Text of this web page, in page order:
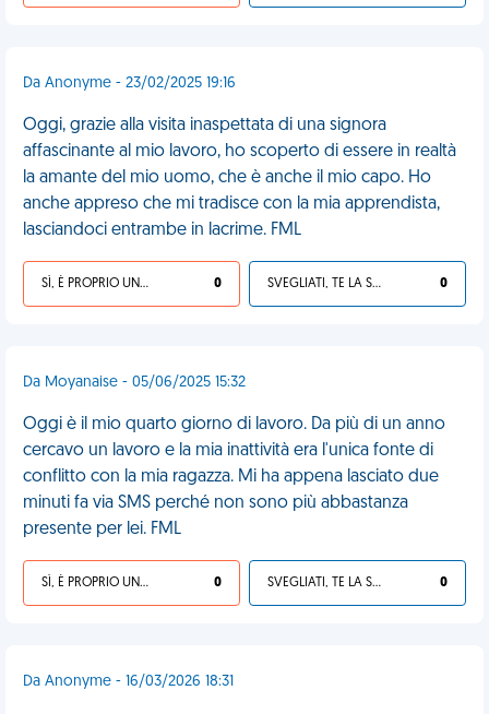
Da Anonyme - 23/02/2025 19:16
Oggi, grazie alla visita inaspettata di una signora
affascinante al mio lavoro, ho scoperto di essere in realtà
la amante del mio uomo, che è anche il mio capo. Ho
anche appreso che mi tradisce con la mia apprendista,
lasciandoci entrambe in lacrime. FML
SÌ, È PROPRIO UNA VDM! 0 SVEGLIATI, TE LA SEI CERCATA! 0
Da Moyanaise - 05/06/2025 15:32
Oggi è il mio quarto giorno di lavoro. Da più di un anno
cercavo un lavoro e la mia inattività era l'unica fonte di
conflitto con la mia ragazza. Mi ha appena lasciato due
minuti fa via SMS perché non sono più abbastanza
presente per lei. FML
SÌ, È PROPRIO UNA VDM! 0 SVEGLIATI, TE LA SEI CERCATA! 0
Da Anonyme - 16/03/2026 18:31